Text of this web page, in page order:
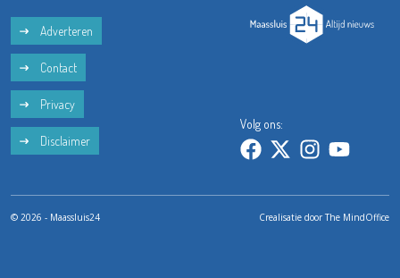
Adverteren
Contact
Privacy
Disclaimer
Volg ons:
© 2026 - Maassluis24 Crealisatie doorThe MindOffice